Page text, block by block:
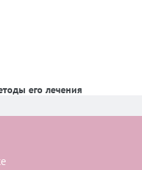
его лечения